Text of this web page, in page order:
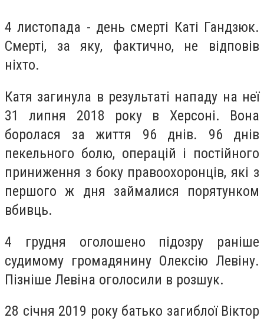
4 листопада - день смерті Каті Гандзюк.
Смерті, за яку, фактично, не відповів
ніхто.
Катя загинула в результаті нападу на неї
31 липня 2018 року в Херсоні. Вона
боролася за життя 96 днів. 96 днів
пекельного болю, операцій і постійного
приниження з боку правоохоронців, які з
першого ж дня займалися порятунком
вбивць.
4 грудня оголошено підозру раніше
судимому громадянину Олексію Левіну.
Пізніше Левіна оголосили в розшук.
28 січня 2019 року батько загиблої Віктор